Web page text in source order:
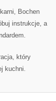
Bochen
instrukcje, a
który
kuchni.